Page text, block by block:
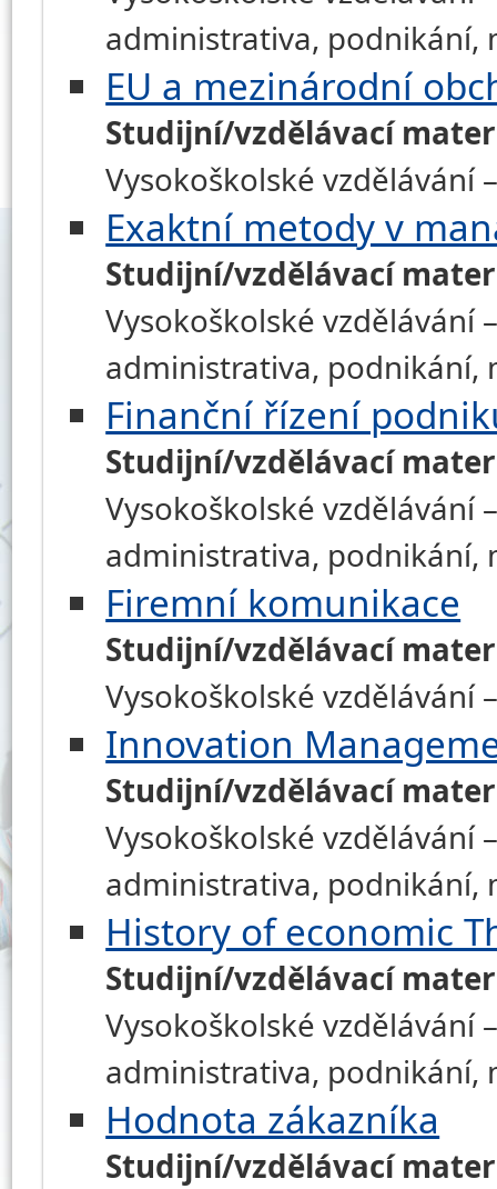
administrativa,
EU a mezinárodní
Studijní/vzdělávací
Vysokoškolské vzdělávání
Exaktní metody v
Studijní/vzdělávací
Vysokoškolské vzdělávání
administrativa,
Finanční řízení
Studijní/vzdělávací
Vysokoškolské vzdělávání
administrativa,
Firemní komunikace
Studijní/vzdělávací
Vysokoškolské vzdělávání
Innovation
Studijní/vzdělávací
Vysokoškolské vzdělávání
administrativa,
History of economic
Studijní/vzdělávací
Vysokoškolské vzdělávání
administrativa,
Hodnota zákazníka
Studijní/vzdělávací